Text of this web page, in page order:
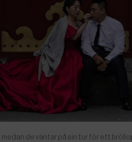
medan de väntar på sin tur för ett